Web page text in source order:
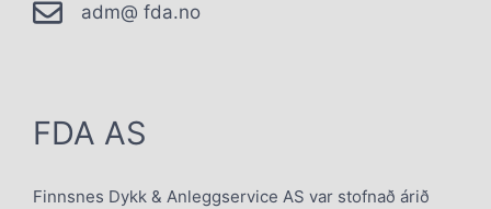
adm@ fda.no
FDA AS
Finnsnes Dykk & Anleggservice AS var stofnað árið